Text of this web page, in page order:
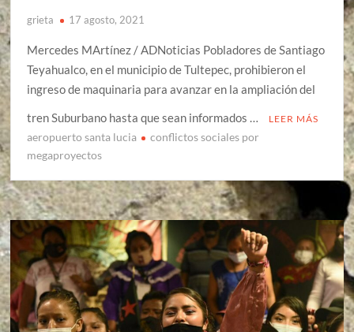
grieta 17 agosto, 2021
Mercedes MArtínez / ADNoticias Pobladores de Santiago
Teyahualco, en el municipio de Tultepec, prohibieron el
ingreso de maquinaria para avanzar en la ampliación del
tren Suburbano hasta que sean informados …
LEER MÁS
aeropuerto santa lucia
conflictos sociales por
megaproyectos